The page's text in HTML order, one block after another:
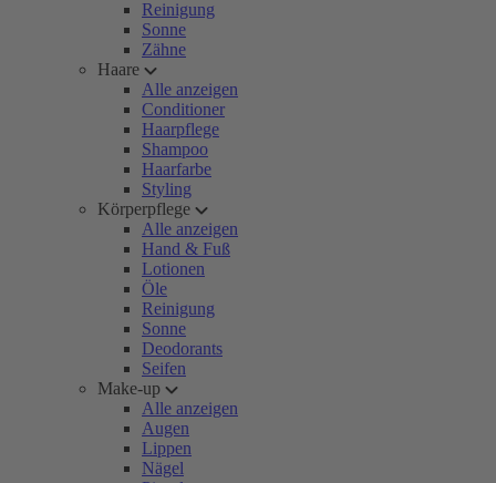
Reinigung
Sonne
Zähne
Haare
Alle anzeigen
Conditioner
Haarpflege
Shampoo
Haarfarbe
Styling
Körperpflege
Alle anzeigen
Hand & Fuß
Lotionen
Öle
Reinigung
Sonne
Deodorants
Seifen
Make-up
Alle anzeigen
Augen
Lippen
Nägel